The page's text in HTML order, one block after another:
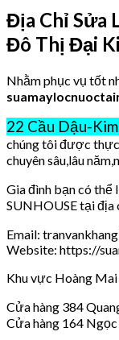
Địa Chỉ Sửa
Đô Thị Đại
Nhằm phục vụ tốt
22 Cầu Dậu-
chúng tôi được
chuyên sâu,lâu
Gia đình bạn có thể
SUNHOUSE tại địa
Email:
Website: https://
Khu vực Hoàng Mai
Cửa hàng 384
Cửa hàng 164